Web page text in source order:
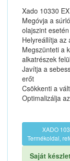
Xado 10330
Megóvja a
olajszint
Helyreállítja az
Megszünteti a
alkatrészek
Javítja a
erőt
Csökkenti a
Optimalizálja
XADO
Termékoldal,
Saját